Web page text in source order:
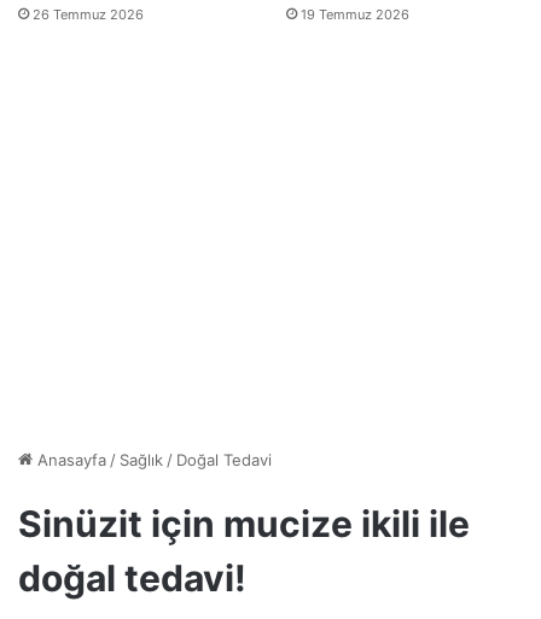
26 Temmuz 2026 19 Temmuz 2026